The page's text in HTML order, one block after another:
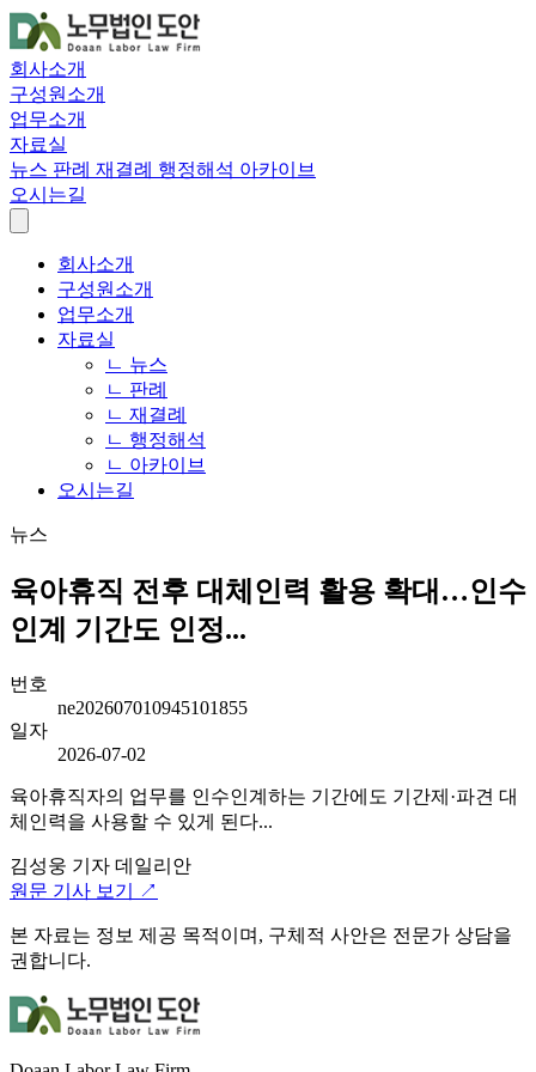
회사소개
구성원소개
업무소개
자료실
뉴스 판례 재결례 행정해석 아카이브
오시는길
회사소개
구성원소개
업무소개
자료실
ㄴ 뉴스
ㄴ 판례
ㄴ 재결례
ㄴ 행정해석
ㄴ 아카이브
오시는길
뉴스
육아휴직 전후 대체인력 활용 확대…인수
인계 기간도 인정...
번호
ne202607010945101855
일자
2026-07-02
육아휴직자의 업무를 인수인계하는 기간에도 기간제·파견 대
체인력을 사용할 수 있게 된다...
김성웅 기자 데일리안
원문 기사 보기 ↗
본 자료는 정보 제공 목적이며, 구체적 사안은 전문가 상담을
권합니다.